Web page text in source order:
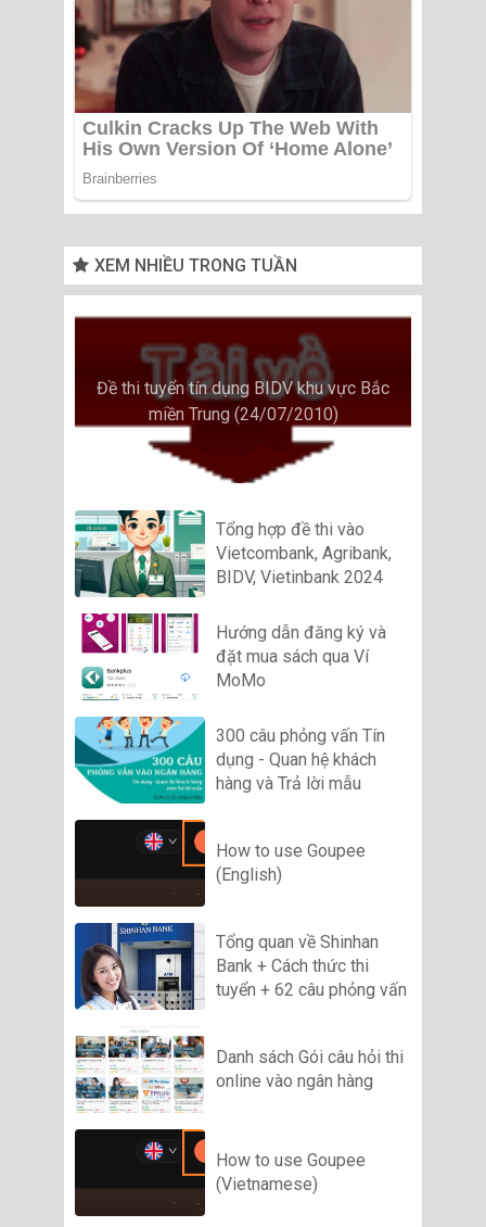
XEM NHIỀU TRONG TUẦN
Đề thi tuyển tín dụng BIDV khu vực Bắc
miền Trung (24/07/2010)
Tổng hợp đề thi vào
Vietcombank, Agribank,
BIDV, Vietinbank 2024
Hướng dẫn đăng ký và
đặt mua sách qua Ví
MoMo
300 câu phỏng vấn Tín
dụng - Quan hệ khách
hàng và Trả lời mẫu
How to use Goupee
(English)
Tổng quan về Shinhan
Bank + Cách thức thi
tuyển + 62 câu phỏng vấn
Danh sách Gói câu hỏi thi
online vào ngân hàng
How to use Goupee
(Vietnamese)